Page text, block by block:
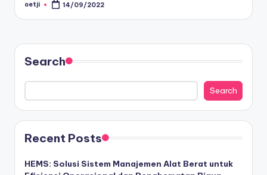
Posted
oetji 14/09/2022
Search
Search
Recent Posts
HEMS: Solusi Sistem Manajemen Alat Berat untuk